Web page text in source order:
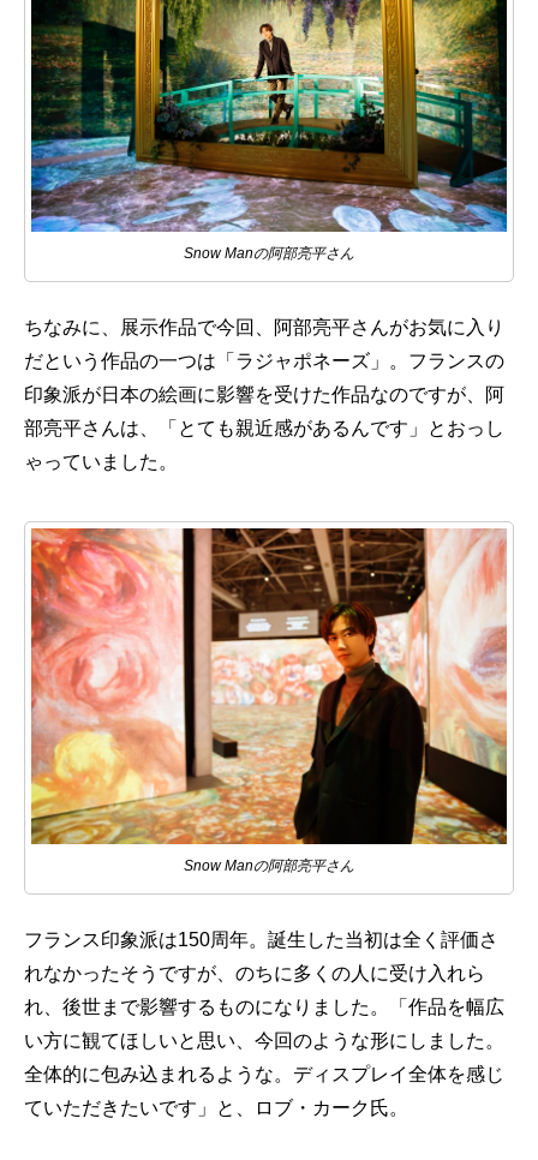
Snow Manの阿部亮平さん
ちなみに、展示作品で今回、阿部亮平さんがお気に入り
だという作品の一つは「ラジャポネーズ」。フランスの
印象派が日本の絵画に影響を受けた作品なのですが、阿
部亮平さんは、「とても親近感があるんです」とおっし
ゃっていました。
Snow Manの阿部亮平さん
フランス印象派は150周年。誕生した当初は全く評価さ
れなかったそうですが、のちに多くの人に受け入れら
れ、後世まで影響するものになりました。「作品を幅広
い方に観てほしいと思い、今回のような形にしました。
全体的に包み込まれるような。ディスプレイ全体を感じ
ていただきたいです」と、ロブ・カーク氏。